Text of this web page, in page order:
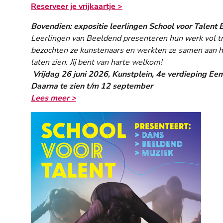
Reserveer je vrijkaartje >
Bovendien: expositie leerlingen School voor Talent
Leerlingen van Beeldend presenteren hun werk vol
bezochten ze kunstenaars en werkten ze samen
laten zien. Jij bent van harte welkom!
Vrijdag 26 juni 2026, Kunstplein, 4e verdieping
Daarna te zien t/m 12 september
Lees meer >